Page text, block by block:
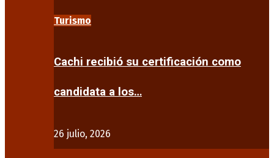
Turismo
Cachi recibió su certificación como
candidata a los…
26 julio, 2026